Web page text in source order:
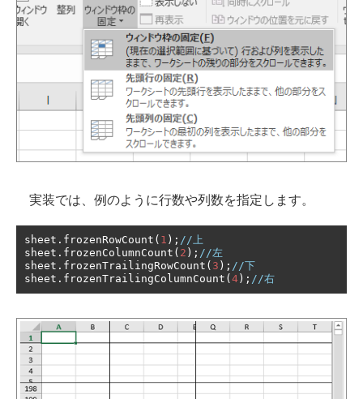
実装では、例のように行数や列数を指定します。
sheet . frozenRowCount ( 1 ); //上
sheet . frozenColumnCount ( 2 ); //左
sheet . frozenTrailingRowCount ( 3 ); //下
sheet . frozenTrailingColumnCount ( 4 ); //右